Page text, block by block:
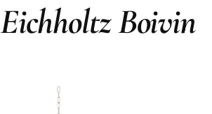
Eichholtz Boivin